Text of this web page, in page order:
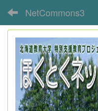
NetCommons3